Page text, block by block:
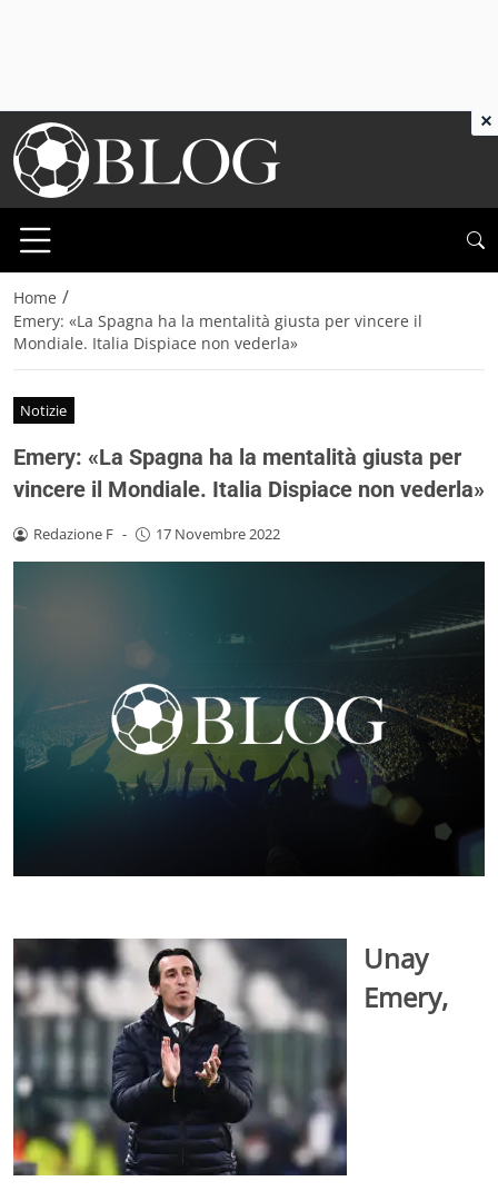
Home /
Emery: «La Spagna ha la mentalità giusta per vincere il
Mondiale. Italia Dispiace non vederla»
Notizie
Emery: «La Spagna ha la mentalità giusta per
vincere il Mondiale. Italia Dispiace non vederla»
Redazione F - 17 Novembre 2022
Unay
Emery,
×